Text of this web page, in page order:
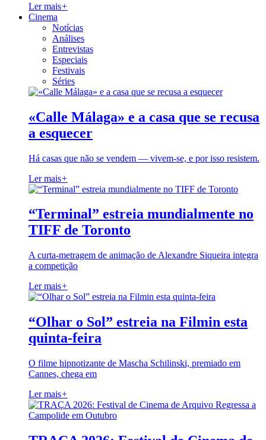
Ler mais+
Cinema
Notícias
Análises
Entrevistas
Especiais
Festivais
Séries
«Calle Málaga» e a casa que se recusa
a esquecer
Há casas que não se vendem — vivem-se, e por isso resistem.
Ler mais+
“Terminal” estreia mundialmente no
TIFF de Toronto
A curta-metragem de animação de Alexandre Siqueira integra
a competição
Ler mais+
“Olhar o Sol” estreia na Filmin esta
quinta-feira
O filme hipnotizante de Mascha Schilinski, premiado em
Cannes, chega em
Ler mais+